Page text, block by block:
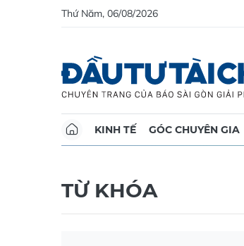
Thứ Năm, 06/08/2026
KINH TẾ GÓC CHUYÊN GIA
TỪ KHÓA